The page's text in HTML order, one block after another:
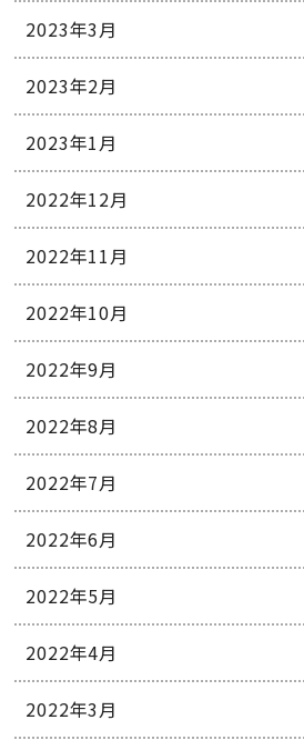
2023年3月
2023年2月
2023年1月
2022年12月
2022年11月
2022年10月
2022年9月
2022年8月
2022年7月
2022年6月
2022年5月
2022年4月
2022年3月